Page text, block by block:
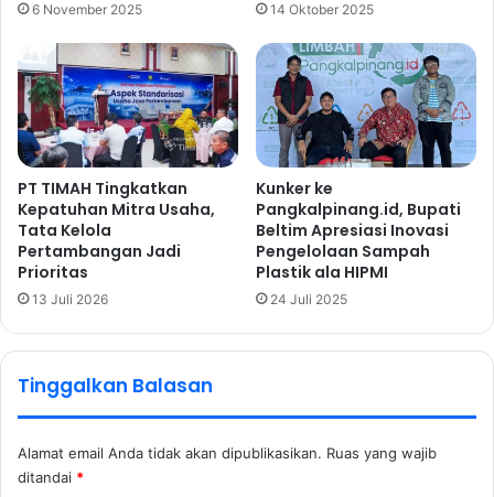
6 November 2025 14 Oktober 2025
PT TIMAH Tingkatkan
Kepatuhan Mitra Usaha,
Tata Kelola
Pertambangan Jadi
Prioritas
13 Juli 2026
Kunker ke
Pangkalpinang.id, Bupati
Beltim Apresiasi Inovasi
Pengelolaan Sampah
Plastik ala HIPMI
24 Juli 2025
Tinggalkan Balasan
Alamat email Anda tidak akan dipublikasikan. Ruas yang wajib
ditandai *